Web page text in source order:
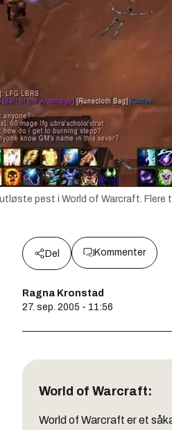
pest i World of Warcraft.
Del Kommenter
Ragna Kronstad
27. sep. 2005 - 11:56
World of Warcraft:
World of Warcraft er et